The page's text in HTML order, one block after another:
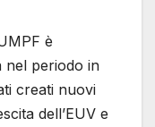
è
nel periodo in
creati nuovi
dell’EUV e